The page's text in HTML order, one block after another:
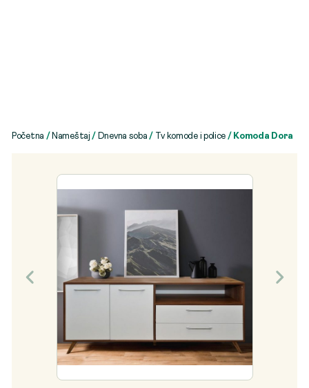
Početna / Nameštaj / Dnevna soba / Tv komode i police / Komoda Dora